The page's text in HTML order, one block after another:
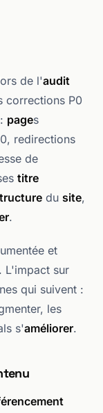
de l'audit
corrections P0
pages
redirections
de
titre
du site,
.
et
L'impact sur
qui suivent :
les
s'améliorer.